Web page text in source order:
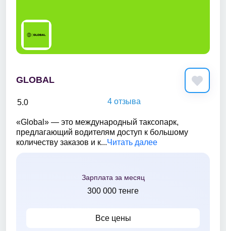
GLOBAL
5.0 4 отзыва
«Global» — это международный таксопарк,
предлагающий водителям доступ к большому
количеству заказов и к...Читать далее
Зарплата за месяц
300 000 тенге
Все цены